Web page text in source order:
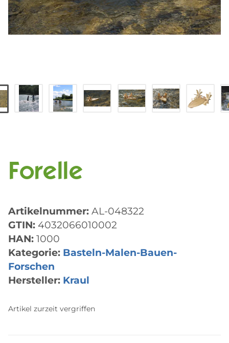
Forelle
Artikelnummer: AL-048322
GTIN: 4032066010002
HAN: 1000
Kategorie: Basteln-Malen-Bauen-
Forschen
Hersteller: Kraul
Artikel zurzeit vergriffen